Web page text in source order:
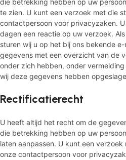
die betrekking hebben op uw
te zien. U kunt een verzoek met die
contactpersoon voor privacyzaken.
dagen een reactie op uw verzoek.
sturen wij u op het bij ons bekende
gegevens met een overzicht van de
onder zich hebben, onder
wij deze gegevens hebben
Rectificatierecht
U heeft altijd het recht om de
die betrekking hebben op uw
laten aanpassen. U kunt een
onze contactpersoon voor